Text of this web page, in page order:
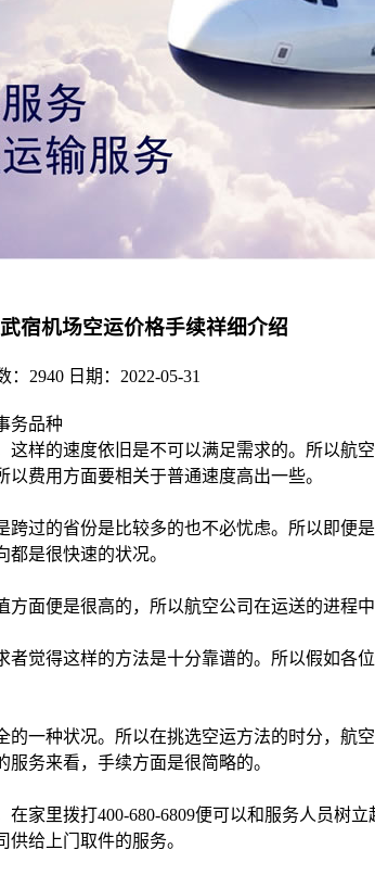
宿机场空运价格手续祥细介绍
：2940 日期：2022-05-31
务品种
样的速度依旧是不可以满足需求的。所以航
费用方面要相关于普通速度高出一些。
过的省份是比较多的也不必忧虑。所以即便
是很快速的状况。
面便是很高的，所以航空公司在运送的进程
觉得这样的方法是十分靠谱的。所以假如各
一种状况。所以在挑选空运方法的时分，航
务来看，手续方面是很简略的。
家里拨打400-680-6809便可以和服务人员树
给上门取件的服务。